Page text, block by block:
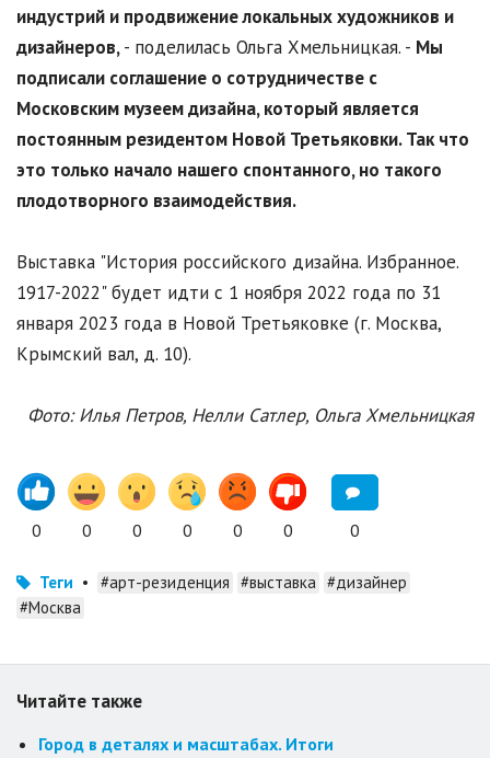
индустрий и продвижение локальных художников и
дизайнеров,- поделилась Ольга Хмельницкая. - Мы
подписали соглашение о сотрудничестве с
Московским музеем дизайна, который является
постоянным резидентом Новой Третьяковки. Так что
это только начало нашего спонтанного, но такого
плодотворного взаимодействия.
Выставка "История российского дизайна. Избранное.
1917-2022" будет идти с 1 ноября 2022 года по 31
января 2023 года в Новой Третьяковке (г. Москва,
Крымский вал, д. 10).
Фото: Илья Петров, Нелли Сатлер, Ольга Хмельницкая
0 0 0 0 0 0 0
Теги • #арт-резиденция #выставка #дизайнер
#Москва
Читайте также
Город в деталях и масштабах. Итоги